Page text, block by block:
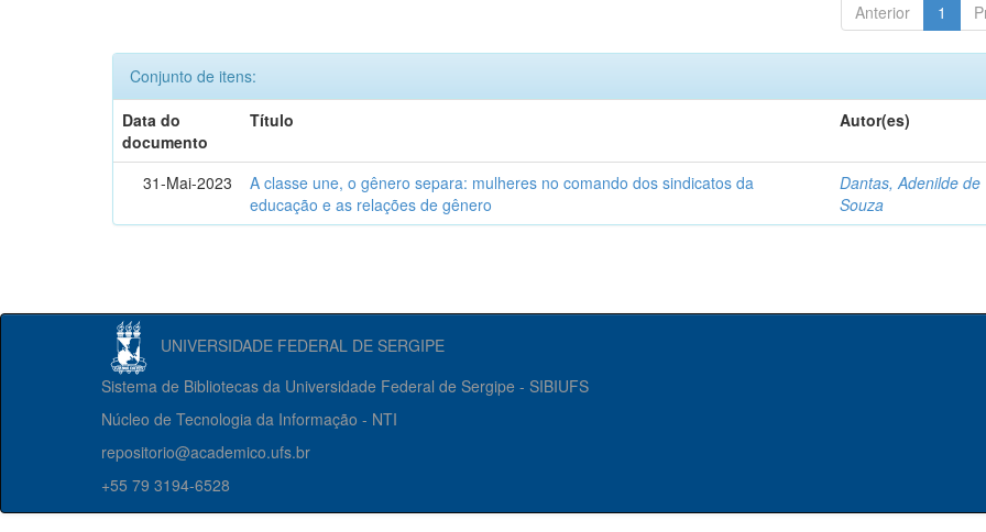
Anterior 1
Conjunto de itens:
Data do
documento
Título Autor(es)
31-Mai-2023
A classe une, o gênero separa: mulheres no comando dos sindicatos da
educação e as relações de gênero
Dantas, Adenilde de
Souza
UNIVERSIDADE FEDERAL DE SERGIPE
Sistema de Bibliotecas da Universidade Federal de Sergipe - SIBIUFS
Núcleo de Tecnologia da Informação - NTI
repositorio@academico.ufs.br
+55 79 3194-6528